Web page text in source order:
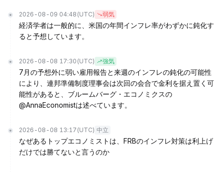
2026-08-09 04:48 (UTC) 弱気
経済学者は一般的に、米国の年間インフレ率がわずかに鈍化す
ると予想しています。
2026-08-08 17:30 (UTC) 強気
7月の予想外に弱い雇用報告と来週のインフレの鈍化の可能性
により、連邦準備制度理事会は次回の会合で金利を据え置く可
能性があると、ブルームバーグ・エコノミクスの
@AnnaEconomistは述べています。
2026-08-08 13:17 (UTC) 中立
なぜあるトップエコノミストは、FRBのインフレ対策は利上げ
だけでは勝てないと言うのか